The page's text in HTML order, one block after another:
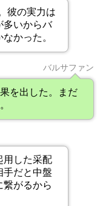
彼の実力は
多いからバ
かった。
バルサファン
を出した。まだ
用した采配
手だと中盤
繋がるから